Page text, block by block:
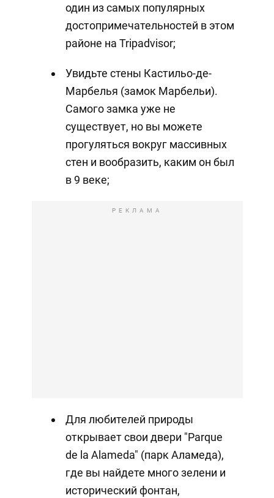
один из самых популярных
достопримечательностей в этом
районе на Tripadvisor;
Увидьте стены Кастильо-де-
Марбелья (замок Марбельи).
Самого замка уже не
существует, но вы можете
прогуляться вокруг массивных
стен и вообразить, каким он был
в 9 веке;
РЕКЛАМА
Для любителей природы
открывает свои двери "Parque
de la Alameda" (парк Аламеда),
где вы найдете много зелени и
исторический фонтан,